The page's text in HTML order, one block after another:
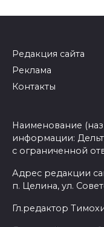
Редакция сайта
Реклама
Контакты
Наименование
информации:
с ограниченной
Адрес редакции
п. Целина, ул.
Гл.редактор